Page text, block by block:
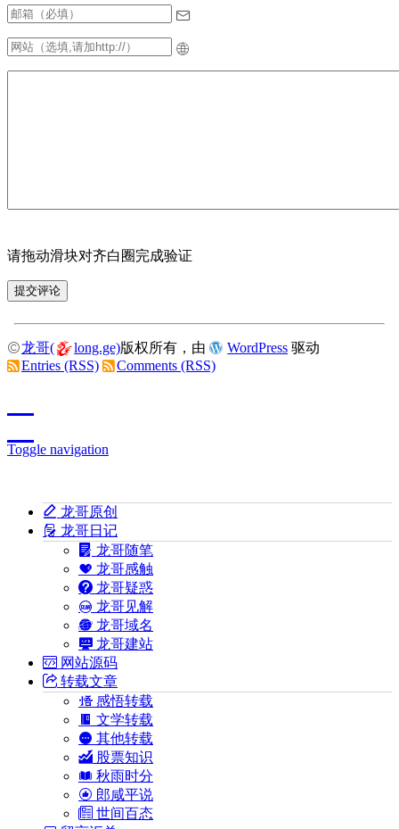
请拖动滑块对齐白圈完成验证
龙哥( long.ge)版权所有，由 WordPress 驱动
Entries (RSS)
Comments (RSS)
Toggle navigation
龙哥原创
龙哥日记
龙哥随笔
龙哥感触
龙哥疑惑
龙哥见解
龙哥域名
龙哥建站
网站源码
转载文章
感悟转载
文学转载
其他转载
股票知识
秋雨时分
郎咸平说
世间百态